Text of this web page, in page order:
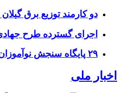
دو کارمند توزیع برق
اجرای گسترده طرح
۲۹ پایگاه سنجش نوآموزان بدو ورود به دبستان در گیلان فعال شد
اخبار ملی